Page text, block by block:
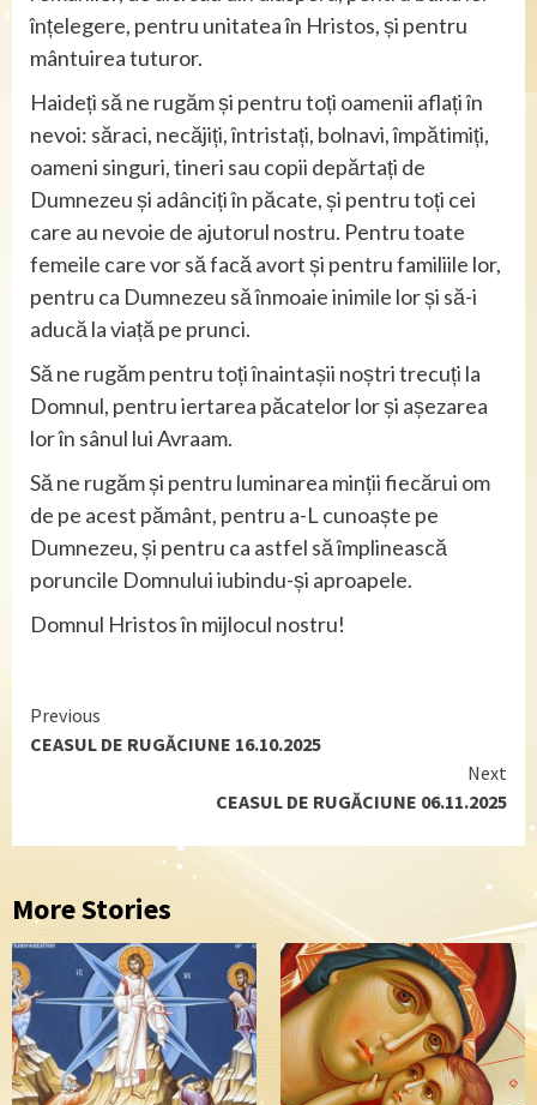
înțelegere, pentru unitatea în Hristos, și pentru
mântuirea tuturor.
Haideți să ne rugăm și pentru toți oamenii aflați în
nevoi: săraci, necăjiți, întristați, bolnavi, împătimiți,
oameni singuri, tineri sau copii depărtați de
Dumnezeu și adânciți în păcate, și pentru toți cei
care au nevoie de ajutorul nostru. Pentru toate
femeile care vor să facă avort și pentru familiile lor,
pentru ca Dumnezeu să înmoaie inimile lor și să-i
aducă la viață pe prunci.
Să ne rugăm pentru toți înaintașii noștri trecuți la
Domnul, pentru iertarea păcatelor lor și așezarea
lor în sânul lui Avraam.
Să ne rugăm și pentru luminarea minții fiecărui om
de pe acest pământ, pentru a-L cunoaște pe
Dumnezeu, și pentru ca astfel să împlinească
poruncile Domnului iubindu-și aproapele.
Domnul Hristos în mijlocul nostru!
Continue
Reading
Previous
CEASUL DE RUGĂCIUNE 16.10.2025
Next
CEASUL DE RUGĂCIUNE 06.11.2025
More Stories